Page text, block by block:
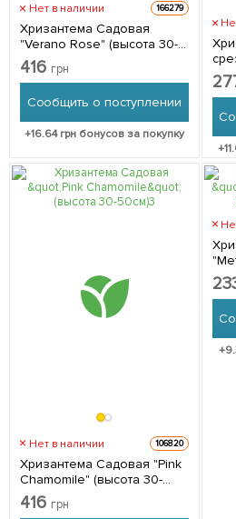
Нет в наличии 166279
Хризантема Садовая
"Verano Rose" (высота 30-
50см) 1 саженец в
упаковке
416 грн
Сообщить о поступлении
+16.64грн бонусов за покупку
+
Нет в наличии 106820
Хризантема Садовая "Pink
Chamomile" (высота 30-
50см) 1 саженец в
упаковке
416 грн
в
+